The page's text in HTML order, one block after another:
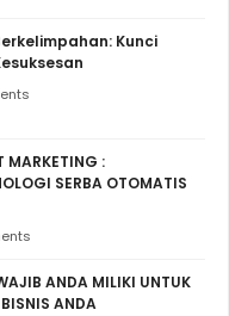
Kunci
MARKETING :
SERBA OTOMATIS
ANDA MILIKI UNTUK
ANDA